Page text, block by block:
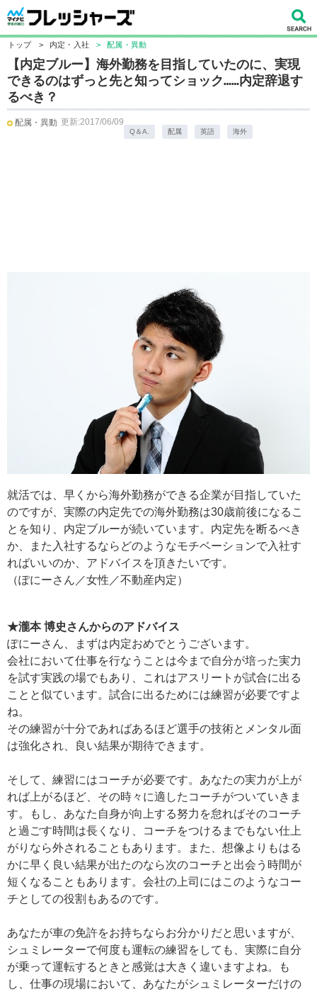
トップ > 内定・入社 > 配属・異動
【内定ブルー】海外勤務を目指していたのに、実現
できるのはずっと先と知ってショック……内定辞退す
るべき？
配属・異動 更新:2017/06/09
Q＆A. 配属 英語 海外
就活では、早くから海外勤務ができる企業が目指していた
のですが、実際の内定先での海外勤務は30歳前後になるこ
とを知り、内定ブルーが続いています。内定先を断るべき
か、また入社するならどのようなモチベーションで入社す
ればいいのか、アドバイスを頂きたいです。
（ぽにーさん／女性／不動産内定）
★瀧本 博史さんからのアドバイス
ぽにーさん、まずは内定おめでとうございます。
会社において仕事を行なうことは今まで自分が培った実力
を試す実践の場でもあり、これはアスリートが試合に出る
ことと似ています。試合に出るためには練習が必要ですよ
ね。
その練習が十分であればあるほど選手の技術とメンタル面
は強化され、良い結果が期待できます。
そして、練習にはコーチが必要です。あなたの実力が上が
れば上がるほど、その時々に適したコーチがついていきま
す。もし、あなた自身が向上する努力を怠ればそのコーチ
と過ごす時間は長くなり、コーチをつけるまでもない仕上
がりなら外されることもあります。また、想像よりもはる
かに早く良い結果が出たのなら次のコーチと出会う時間が
短くなることもあります。会社の上司にはこのようなコー
チとしての役割もあるのです。
あなたが車の免許をお持ちならお分かりだと思いますが、
シュミレーターで何度も運転の練習をしても、実際に自分
が乗って運転するときと感覚は大きく違いますよね。も
し、仕事の現場において、あなたがシュミレーターだけの